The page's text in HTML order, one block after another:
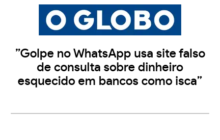
”Golpe no WhatsApp usa site falso
de consulta sobre dinheiro
esquecido em bancos como isca”